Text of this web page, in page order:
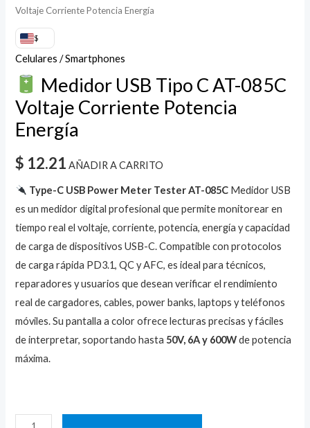
Voltaje Corriente Potencia Energía
$
Celulares / Smartphones
Medidor USB Tipo C AT-085C
Voltaje Corriente Potencia
Energía
$ 12.21 AÑADIR A CARRITO
Type-C USB Power Meter Tester AT-085C Medidor USB
es un medidor digital profesional que permite monitorear en
tiempo real el voltaje, corriente, potencia, energía y capacidad
de carga de dispositivos USB-C. Compatible con protocolos
de carga rápida PD3.1, QC y AFC, es ideal para técnicos,
reparadores y usuarios que desean verificar el rendimiento
real de cargadores, cables, power banks, laptops y teléfonos
móviles. Su pantalla a color ofrece lecturas precisas y fáciles
de interpretar, soportando hasta 50V, 6A y 600Wde potencia
máxima.